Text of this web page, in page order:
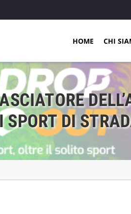
HOME CHI
SPORT DI